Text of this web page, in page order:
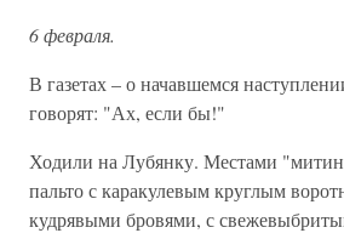
6 февраля.
В газетах – о начавшемся
говорят: "Ах, если бы!"
Ходили на Лубянку. Местами
пальто с каракулевым круглым
кудрявыми бровями, с